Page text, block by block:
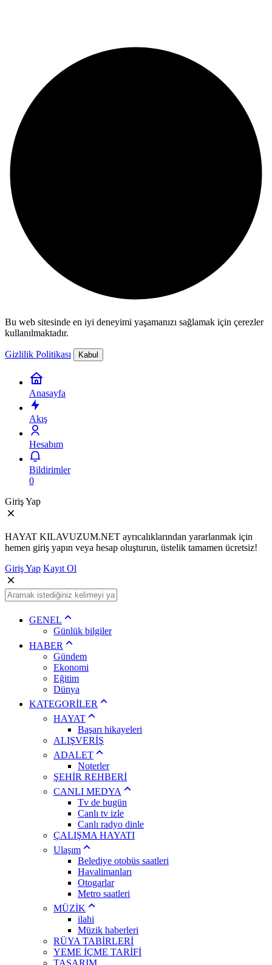
Bu web sitesinde en iyi deneyimi yaşamanızı sağlamak için çerezler
kullanılmaktadır.
Gizlilik Politikası Kabul
Anasayfa
Akış
Hesabım
Bildirimler
0
Giriş Yap
HAYAT KILAVUZUM.NET ayrıcalıklarından yararlanmak için
hemen giriş yapın veya hesap oluşturun, üstelik tamamen ücretsiz!
Giriş Yap Kayıt Ol
GENEL
Günlük bilgiler
HABER
Gündem
Ekonomi
Eğitim
Dünya
KATEGORİLER
HAYAT
Başarı hikayeleri
ALIŞVERİŞ
ADALET
Noterler
ŞEHİR REHBERİ
CANLI MEDYA
Tv de bugün
Canlı tv izle
Canlı radyo dinle
ÇALIŞMA HAYATI
Ulaşım
Belediye otobüs saatleri
Havalimanları
Otogarlar
Metro saatleri
MÜZİK
ilahi
Müzik haberleri
RÜYA TABİRLERİ
YEME İÇME TARİFİ
TASARIM